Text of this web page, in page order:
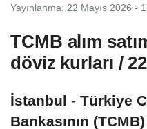
Yayınlanma: 22 Mayıs 2026 -
TCMB alım
döviz kurları /
İstanbul - Türkiye
Bankasının